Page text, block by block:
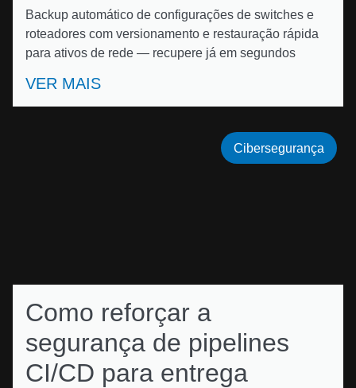
Backup automático de configurações de switches e
roteadores com versionamento e restauração rápida
para ativos de rede — recupere já em segundos
VER MAIS
Como reforçar a
segurança de pipelines
CI/CD para entrega
Cibersegurança